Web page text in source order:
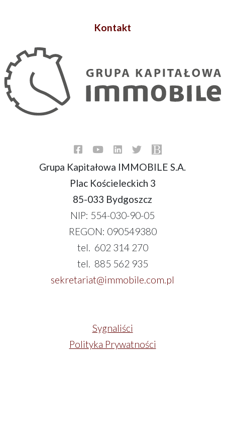
Kontakt
Grupa Kapitałowa IMMOBILE S.A.
Plac Kościeleckich 3
85-033 Bydgoszcz
NIP: 554-030-90-05
REGON: 090549380
tel. 602 314 270
tel. 885 562 935
sekretariat@immobile.com.pl
Sygnaliści
Polityka Prywatności